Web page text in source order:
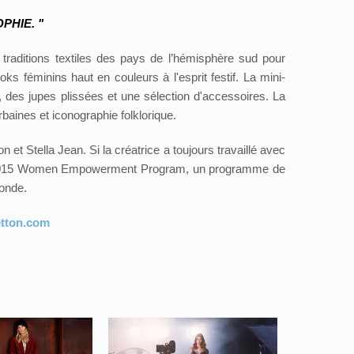
"
textiles des pays de l’hémisphère sud pour
féminins haut en couleurs à l'esprit festif. La mini-
jupes plissées et une sélection d'accessoires. La
et iconographie folklorique.
et Stella Jean. Si la créatrice a toujours travaillé avec
Women Empowerment Program, un programme de